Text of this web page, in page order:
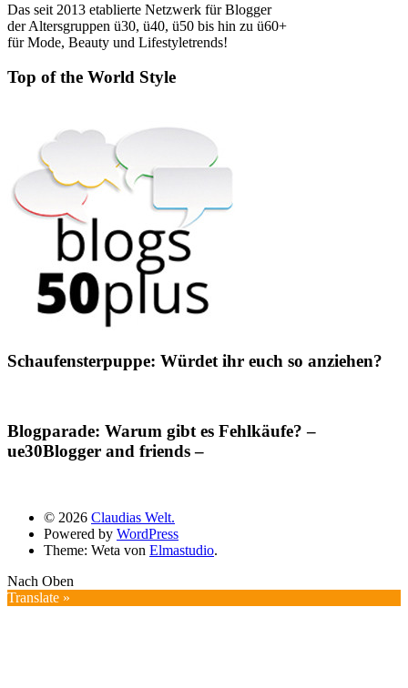
Das seit 2013 etablierte Netzwerk für Blogger
der Altersgruppen ü30, ü40, ü50 bis hin zu ü60+
für Mode, Beauty und Lifestyletrends!
Top of the World Style
Schaufensterpuppe: Würdet ihr euch so anziehen?
Blogparade: Warum gibt es Fehlkäufe? –
ue30Blogger and friends –
© 2026 Claudias Welt.
Powered by WordPress
Theme: Weta von Elmastudio.
Nach Oben
Translate »